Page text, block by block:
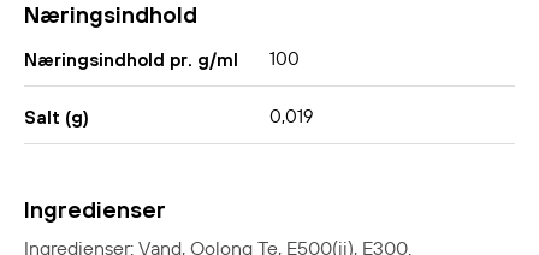
Næringsindhold
Næringsindhold pr. g/ml 100
Salt (g) 0,019
Ingredienser
Ingredienser: Vand, Oolong Te, E500(ii), E300.